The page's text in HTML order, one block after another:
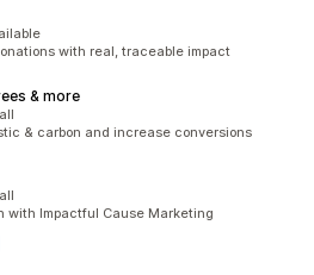
with real, traceable impact
& more
& carbon and increase conversions
with Impactful Cause Marketing